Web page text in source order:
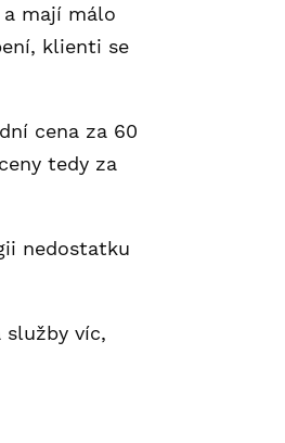
mají málo
klienti se
cena za 60
tedy za
nedostatku
víc,